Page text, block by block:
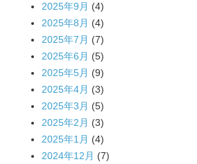
2025年9月 (4)
2025年8月 (4)
2025年7月 (7)
2025年6月 (5)
2025年5月 (9)
2025年4月 (3)
2025年3月 (5)
2025年2月 (3)
2025年1月 (4)
2024年12月 (7)